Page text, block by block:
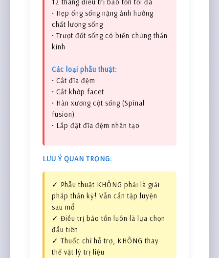
• Hẹp ống sống nặng ảnh hưởng
chất lượng sống
• Trượt đốt sống có biến chứng thần
kinh
Các loại phẫu thuật:
• Cắt đĩa đệm
• Cắt khớp facet
• Hàn xương cột sống (Spinal
fusion)
• Lắp đặt đĩa đệm nhân tạo
LƯU Ý QUAN TRỌNG:
✓ Phẫu thuật KHÔNG phải là giải
pháp thần kỳ! Vẫn cần tập luyện
sau mổ
✓ Điều trị bảo tồn luôn là lựa chọn
đầu tiên
✓ Thuốc chỉ hỗ trợ, KHÔNG thay
thế vật lý trị liệu